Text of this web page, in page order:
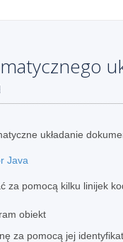
układanie
Java
za pomocą kilku linijek
obiekt
za pomocą jej